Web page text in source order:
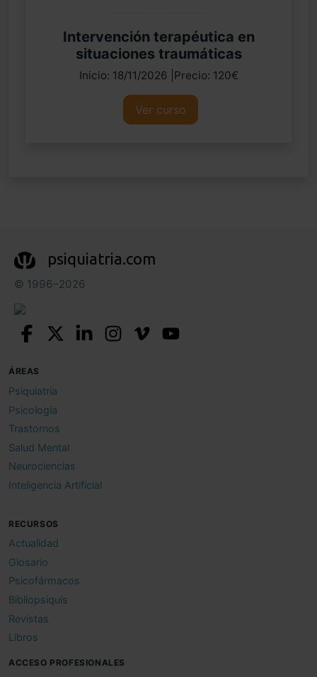
Intervención terapéutica en
situaciones traumáticas
Inicio: 18/11/2026 |Precio: 120€
Ver curso
psiquiatria.com
© 1996–2026
ÁREAS
Psiquiatría
Psicología
Trastornos
Salud Mental
Neurociencias
Inteligencia Artificial
RECURSOS
Actualidad
Glosario
Psicofármacos
Bibliopsiquis
Revistas
Libros
ACCESO PROFESIONALES